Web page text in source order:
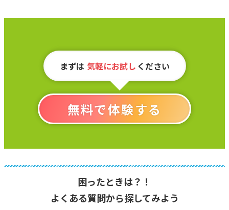
まずは 気軽にお試し ください
無料で体験する
困ったときは？！
よくある質問から探してみよう